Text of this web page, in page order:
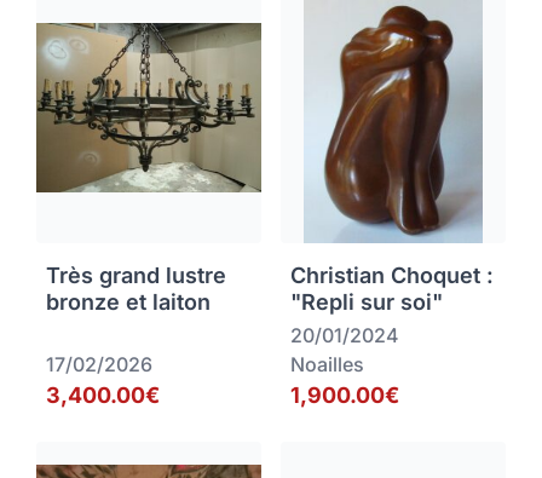
Très grand lustre
bronze et laiton
17/02/2026
3,400.00€
Christian Choquet :
"Repli sur soi"
20/01/2024
Noailles
1,900.00€